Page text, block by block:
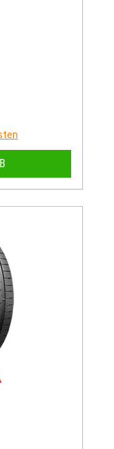
Informationen zum